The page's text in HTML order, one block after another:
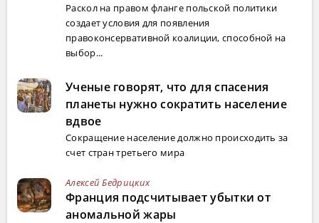
Раскол на правом фланге польской политики
создает условия для появления
правоконсервативной коалиции, способной на
выбор...
Ученые говорят, что для спасения
планеты нужно сократить население
вдвое
Сокращение население должно происходить за
счет стран третьего мира
Алексей Бедрицких
Франция подсчитывает убытки от
аномальной жары